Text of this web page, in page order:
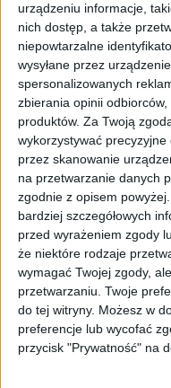
urządzeniu informacje,
nich dostęp, a także
niepowtarzalne
wysyłane przez
spersonalizowanych
zbierania opinii
produktów. Za Twoją
wykorzystywać
przez skanowanie
na przetwarzanie danych
zgodnie z opisem
bardziej szczegółowych
przed wyrażeniem zgody
że niektóre rodzaje
wymagać Twojej zgody,
przetwarzaniu. Twoje
do tej witryny. Możesz w
preferencje lub wycofać
przycisk "Prywatność" na
kopalń do
rynku i sprawiają,
przyszłą
energetycznych. Z
ew. połączenie
elektrowni nie
fundamentalnie
finansową spółek.
Spadki
wynikają z
opóźnienia
Giełda z
potężną stratę